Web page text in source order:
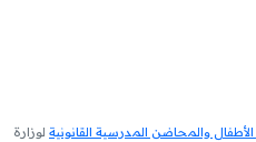
والمحاضن المدرسية القانونية لوزارة